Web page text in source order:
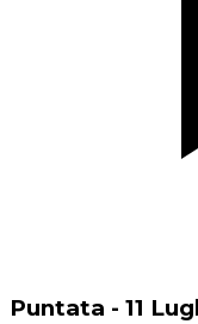
Puntata - 11